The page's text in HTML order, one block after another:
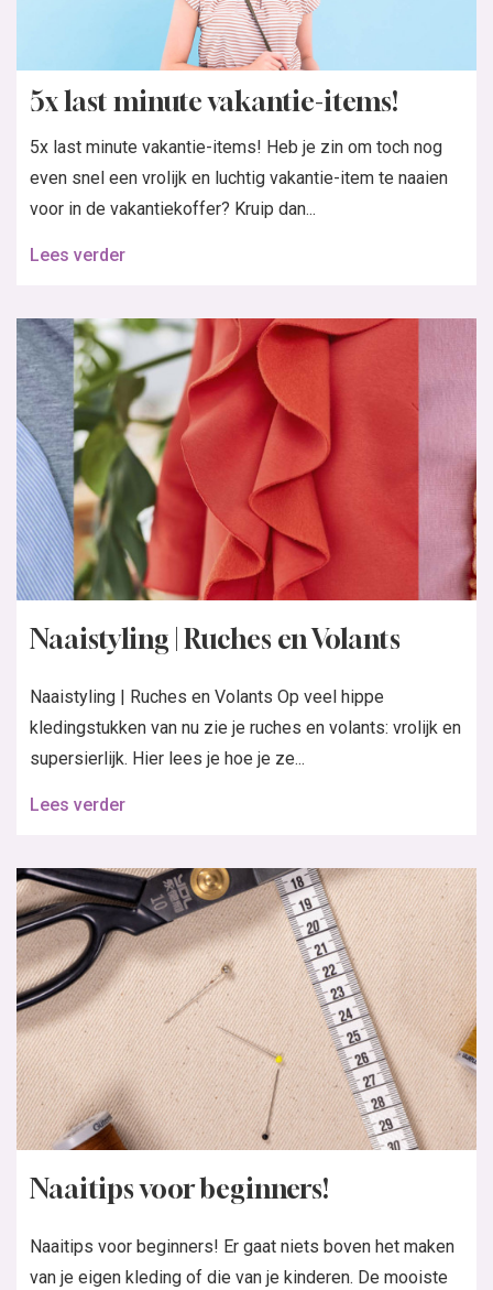
5x last minute vakantie-items!
5x last minute vakantie-items! Heb je zin om toch nog
even snel een vrolijk en luchtig vakantie-item te naaien
voor in de vakantiekoffer? Kruip dan...
Lees verder
Naaistyling | Ruches en Volants
Naaistyling | Ruches en Volants Op veel hippe
kledingstukken van nu zie je ruches en volants: vrolijk en
supersierlijk. Hier lees je hoe je ze...
Lees verder
Naaitips voor beginners!
Naaitips voor beginners! Er gaat niets boven het maken
van je eigen kleding of die van je kinderen. De mooiste